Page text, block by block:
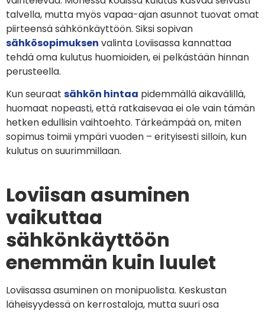
talvella, mutta myös vapaa-ajan asunnot tuovat omat
piirteensä sähkönkäyttöön. Siksi sopivan
sähkösopimuksen valinta Loviisassa kannattaa
tehdä oma kulutus huomioiden, ei pelkästään hinnan
perusteella.
Kun seuraat sähkön hintaa pidemmällä aikavälillä,
huomaat nopeasti, että ratkaisevaa ei ole vain tämän
hetken edullisin vaihtoehto. Tärkeämpää on, miten
sopimus toimii ympäri vuoden – erityisesti silloin, kun
kulutus on suurimmillaan.
Loviisan asuminen
vaikuttaa
sähkönkäyttöön
enemmän kuin luulet
Loviisassa asuminen on monipuolista. Keskustan
läheisyydessä on kerrostaloja, mutta suuri osa